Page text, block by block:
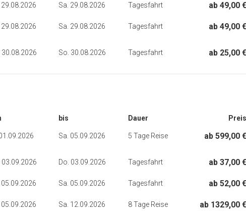
29.08.2026 Sa. 29.08.2026 Tagesfahrt ab 49,00 €
29.08.2026 Sa. 29.08.2026 Tagesfahrt ab 49,00 €
30.08.2026 So. 30.08.2026 Tagesfahrt ab 25,00 €
bis Dauer
Preis
Sa. 05.09.2026 5 Tage Reise ab 599,00 €
03.09.2026 Do. 03.09.2026 Tagesfahrt ab 37,00 €
05.09.2026 Sa. 05.09.2026 Tagesfahrt ab 52,00 €
05.09.2026 Sa. 12.09.2026 8 Tage Reise ab 1329,00 €